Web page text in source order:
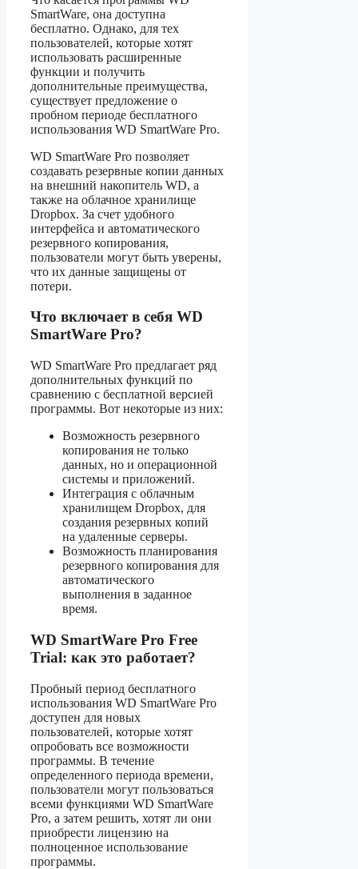
SmartWare, она доступна
бесплатно. Однако, для тех
пользователей, которые хотят
использовать расширенные
функции и получить
дополнительные преимущества,
существует предложение о
пробном периоде бесплатного
использования WD SmartWare Pro.
WD SmartWare Pro позволяет
создавать резервные копии данных
на внешний накопитель WD, а
также на облачное хранилище
Dropbox. За счет удобного
интерфейса и автоматического
резервного копирования,
пользователи могут быть уверены,
что их данные защищены от
потери.
Что включает в себя WD
SmartWare Pro?
WD SmartWare Pro предлагает ряд
дополнительных функций по
сравнению с бесплатной версией
программы. Вот некоторые из них:
Возможность резервного
копирования не только
данных, но и операционной
системы и приложений.
Интеграция с облачным
хранилищем Dropbox, для
создания резервных копий
на удаленные серверы.
Возможность планирования
резервного копирования для
автоматического
выполнения в заданное
время.
WD SmartWare Pro Free
Trial: как это работает?
Пробный период бесплатного
использования WD SmartWare Pro
доступен для новых
пользователей, которые хотят
опробовать все возможности
программы. В течение
определенного периода времени,
пользователи могут пользоваться
всеми функциями WD SmartWare
Pro, а затем решить, хотят ли они
приобрести лицензию на
полноценное использование
программы.